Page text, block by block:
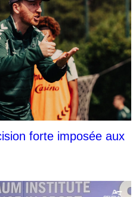
forte imposée aux